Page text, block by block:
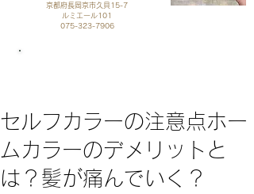
京都府長岡京市久貝15-7
​ルミエール101
075-323-7906
セルフカラーの注意点ホー
ムカラーのデメリットと
は？髪が痛んでいく？